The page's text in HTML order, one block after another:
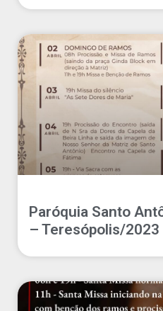
Paróquia Santo
– Teresópolis/2023